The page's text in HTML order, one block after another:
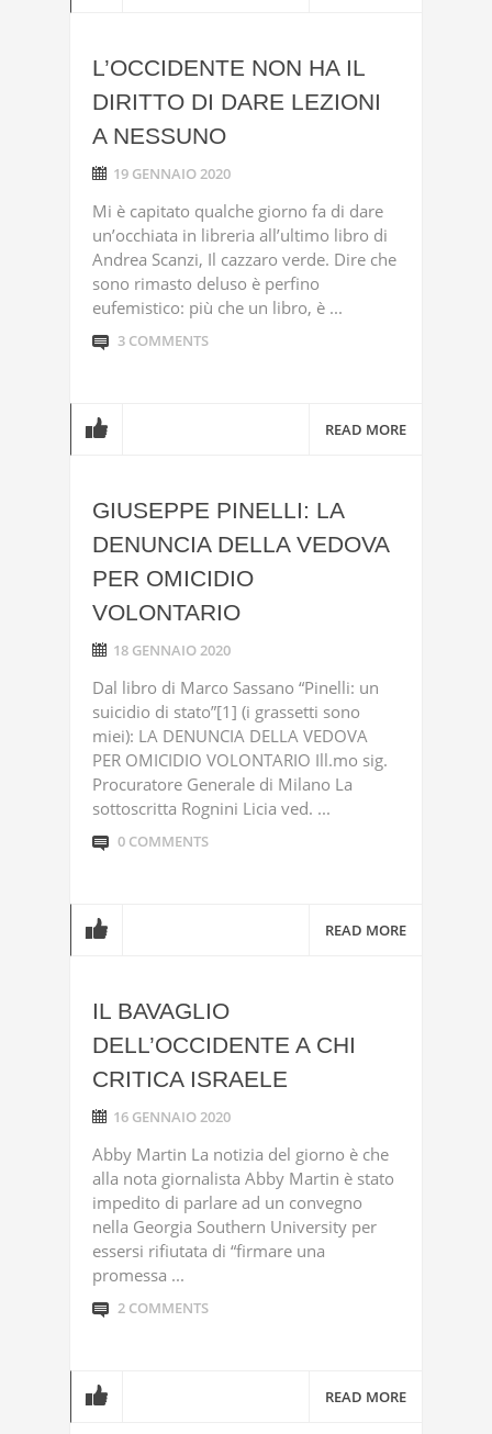
L’OCCIDENTE NON HA IL
DIRITTO DI DARE LEZIONI
A NESSUNO
19 GENNAIO 2020
Mi è capitato qualche giorno fa di dare
un’occhiata in libreria all’ultimo libro di
Andrea Scanzi, Il cazzaro verde. Dire che
sono rimasto deluso è perfino
eufemistico: più che un libro, è ...
3 COMMENTS
READ MORE
GIUSEPPE PINELLI: LA
DENUNCIA DELLA VEDOVA
PER OMICIDIO
VOLONTARIO
18 GENNAIO 2020
Dal libro di Marco Sassano “Pinelli: un
suicidio di stato”[1] (i grassetti sono
miei): LA DENUNCIA DELLA VEDOVA
PER OMICIDIO VOLONTARIO Ill.mo sig.
Procuratore Generale di Milano La
sottoscritta Rognini Licia ved. ...
0 COMMENTS
READ MORE
IL BAVAGLIO
DELL’OCCIDENTE A CHI
CRITICA ISRAELE
16 GENNAIO 2020
Abby Martin La notizia del giorno è che
alla nota giornalista Abby Martin è stato
impedito di parlare ad un convegno
nella Georgia Southern University per
essersi rifiutata di “firmare una
promessa ...
2 COMMENTS
READ MORE